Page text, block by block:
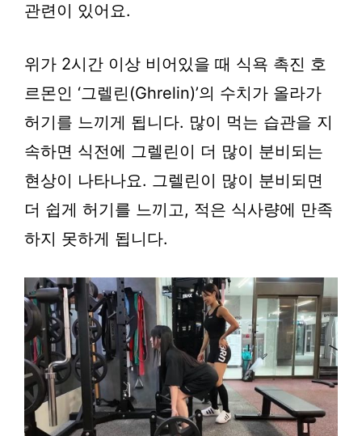
관련이 있어요.
위가 2시간 이상 비어있을 때 식욕 촉진 호
르몬인 ‘그렐린(Ghrelin)’의 수치가 올라가
허기를 느끼게 됩니다. 많이 먹는 습관을 지
속하면 식전에 그렐린이 더 많이 분비되는
현상이 나타나요. 그렐린이 많이 분비되면
더 쉽게 허기를 느끼고, 적은 식사량에 만족
하지 못하게 됩니다.